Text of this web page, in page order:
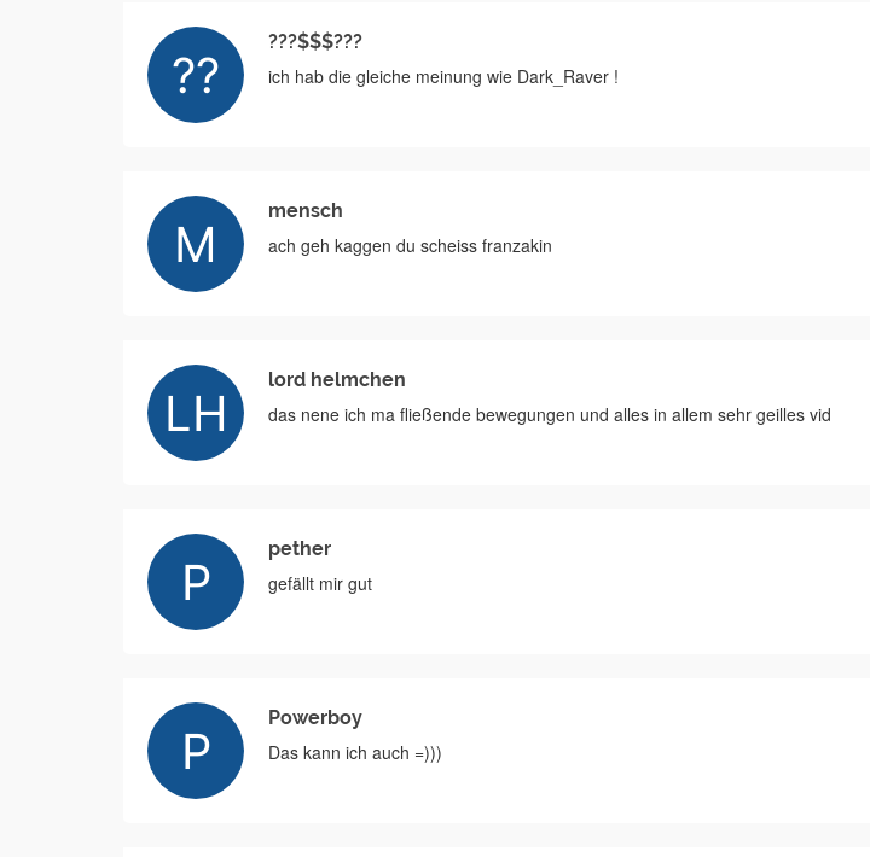
???$$$???
ich hab die gleiche meinung wie Dark_Raver !
mensch
ach geh kaggen du scheiss franzakin
lord helmchen
das nene ich ma fließende bewegungen und alles in allem sehr geilles vid
pether
gefällt mir gut
Powerboy
Das kann ich auch =)))